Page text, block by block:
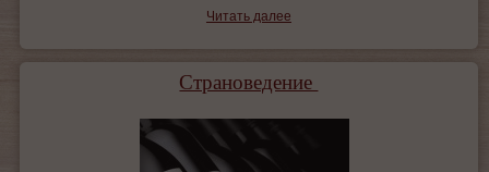
Читать далее
Страноведение